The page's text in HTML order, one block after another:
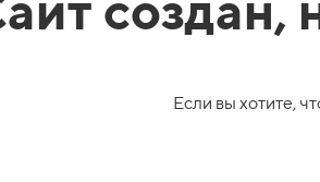
Если вы хотите,